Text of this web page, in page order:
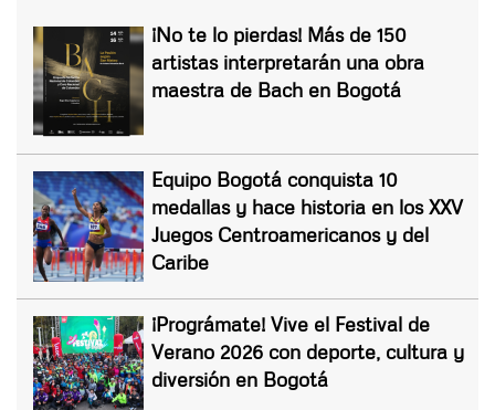
¡No te lo pierdas! Más de 150
artistas interpretarán una obra
maestra de Bach en Bogotá
Equipo Bogotá conquista 10
medallas y hace historia en los XXV
Juegos Centroamericanos y del
Caribe
¡Prográmate! Vive el Festival de
Verano 2026 con deporte, cultura y
diversión en Bogotá